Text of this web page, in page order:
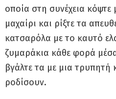
οποία στη συνέχεια κόψτε
μαχαίρι και ρίξτε τα
κατσαρόλα με το καυτό
ζυμαράκια κάθε φορά
βγάλτε τα με μια τρυπητή
ροδίσουν.